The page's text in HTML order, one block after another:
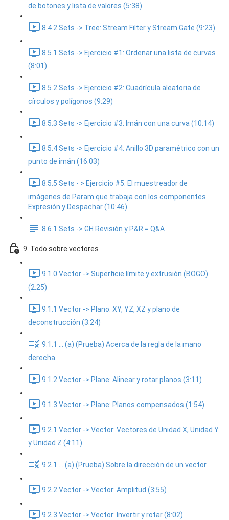
de botones y lista de valores (5:38)
8.4.2 Sets -> Tree: Stream Filter y Stream Gate (9:23)
8.5.1 Sets -> Ejercicio #1: Ordenar una lista de curvas
(8:01)
8.5.2 Sets -> Ejercicio #2: Cuadrícula aleatoria de
círculos y polígonos (9:29)
8.5.3 Sets -> Ejercicio #3: Imán con una curva (10:14)
8.5.4 Sets -> Ejercicio #4: Anillo 3D paramétrico con un
punto de imán (16:03)
8.5.5 Sets - > Ejercicio #5: El muestreador de
imágenes de Param que trabaja con los componentes
Expresión y Despachar (10:46)
8.6.1 Sets -> GH Revisión y P&R = Q&A
9. Todo sobre vectores
9.1.0 Vector -> Superficie límite y extrusión (BOGO)
(2:25)
9.1.1 Vector -> Plano: XY, YZ, XZ y plano de
deconstrucción (3:24)
9.1.1 ... (a) (Prueba) Acerca de la regla de la mano
derecha
9.1.2 Vector -> Plane: Alinear y rotar planos (3:11)
9.1.3 Vector -> Plane: Planos compensados (1:54)
9.2.1 Vector -> Vector: Vectores de Unidad X, Unidad Y
y Unidad Z (4:11)
9.2.1 ... (a) (Prueba) Sobre la dirección de un vector
9.2.2 Vector -> Vector: Amplitud (3:55)
9.2.3 Vector -> Vector: Invertir y rotar (8:02)